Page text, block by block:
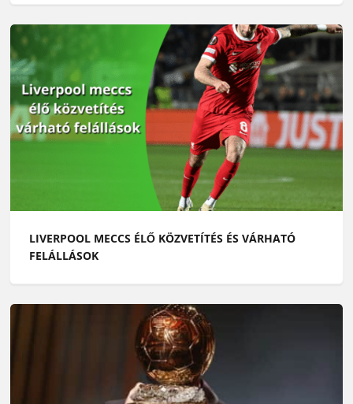
LIVERPOOL MECCS ÉLŐ KÖZVETÍTÉS ÉS VÁRHATÓ
FELÁLLÁSOK